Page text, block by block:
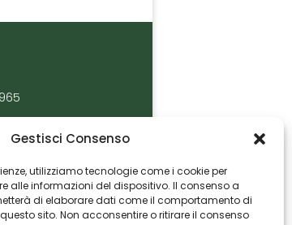
Gestisci Consenso
utilizziamo tecnologie come i cookie per
alle informazioni del dispositivo. Il consenso a
di elaborare dati come il comportamento di
sito. Non acconsentire o ritirare il consenso